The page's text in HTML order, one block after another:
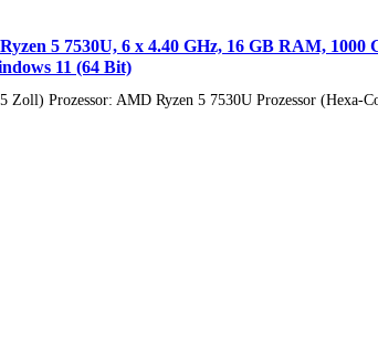
5 7530U, 6 x 4.40 GHz, 16 GB RAM, 1000
11 (64 Bit)
Prozessor: AMD Ryzen 5 7530U Prozessor (Hexa-